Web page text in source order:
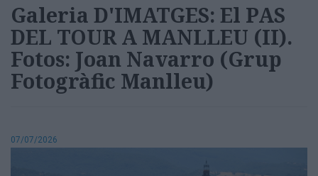
Galeria D'IMATGES: El PAS
DEL TOUR A MANLLEU (II).
Fotos: Joan Navarro (Grup
Fotogràfic Manlleu)
07/07/2026